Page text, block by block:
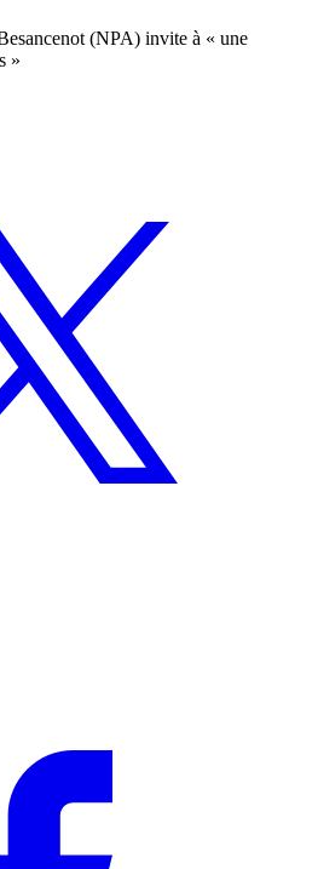
(NPA) invite à « une
»